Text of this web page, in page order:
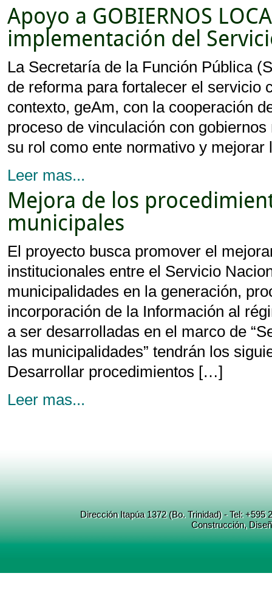
Apoyo a GOBIERNOS
implementación del
La Secretaría de la Función Pública
de reforma para fortalecer el servicio
contexto, geAm, con la cooperación
proceso de vinculación con
su rol como ente normativo y
Leer mas...
Mejora de los
municipales
El proyecto busca promover el
institucionales entre el Servicio
municipalidades en la generación,
incorporación de la Información al
a ser desarrolladas en el marco de
las municipalidades” tendrán los
Desarrollar procedimientos […]
Leer mas...
Dirección Itapúa 1372 (Bo. Trinidad) - Tel:
Construcción,